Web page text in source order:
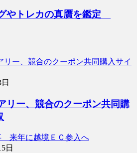
やトレカの真贋を鑑定
リー、競合のクーポン共同購
日